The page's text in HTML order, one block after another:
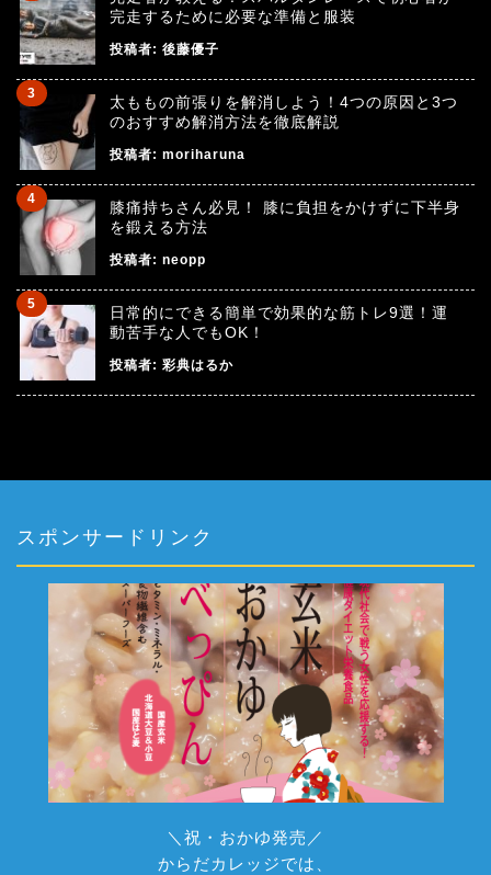
完走するために必要な準備と服装
投稿者: 後藤優子
太ももの前張りを解消しよう！4つの原因と3つ
のおすすめ解消方法を徹底解説
投稿者: moriharuna
膝痛持ちさん必見！ 膝に負担をかけずに下半身
を鍛える方法
投稿者: neopp
日常的にできる簡単で効果的な筋トレ9選！運
動苦手な人でもOK！
投稿者: 彩典はるか
スポンサードリンク
＼祝・おかゆ発売／
からだカレッジでは、